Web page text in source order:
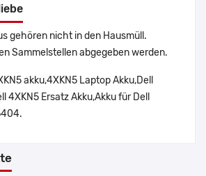
gehören nicht in den Hausmüll.
Sammelstellen abgegeben werden.
akku,4XKN5 Laptop Akku,Dell
4XKN5 Ersatz Akku,Akku für Dell